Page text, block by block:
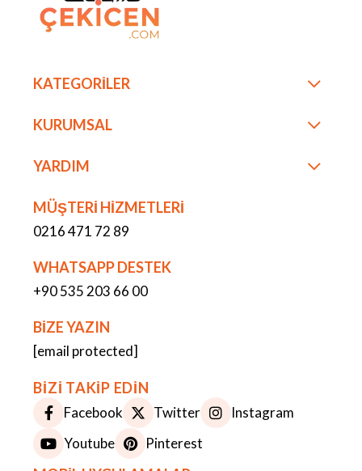
KATEGORİLER
KURUMSAL
YARDIM
MÜŞTERİ HİZMETLERİ
0216 471 72 89
WHATSAPP DESTEK
+90 535 203 66 00
BİZE YAZIN
[email protected]
BİZİ TAKİP EDİN
Facebook Twitter
Instagram
Youtube
Pinterest